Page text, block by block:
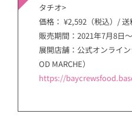
タチオ>
価格： ¥2,592（税込）/ 送
販売期間：2021年7月8日
展開店舗：公式オンライン
OD MARCHE）
https://